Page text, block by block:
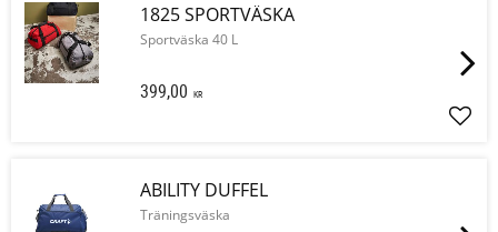
1825 SPORTVÄSKA
Sportväska 40 L
399,00 KR
ABILITY DUFFEL
Träningsväska